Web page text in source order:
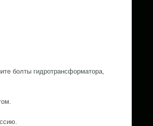
болты гидротрансформатора,